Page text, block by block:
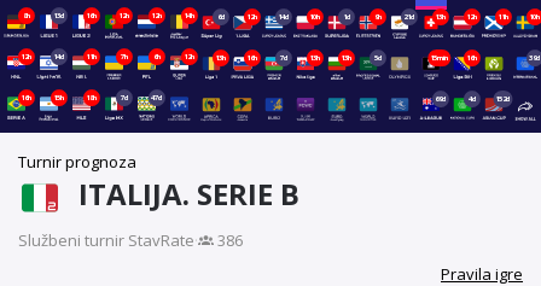
8h 13d 16h 12h 12h 14h 6d 12h 14d 10h 1d 9h 21d 13h 12h 11h 10h
12h 14d 11h 7h 6h 12h 13h 16h 7d 13h 13h 5d 15min 16h 39d
16h 15h 18h 7d 47d 69d 4d 152d
Turnir prognoza
ITALIJA. SERIE B
Službeni turnir StavRate·
386
Pravila igre